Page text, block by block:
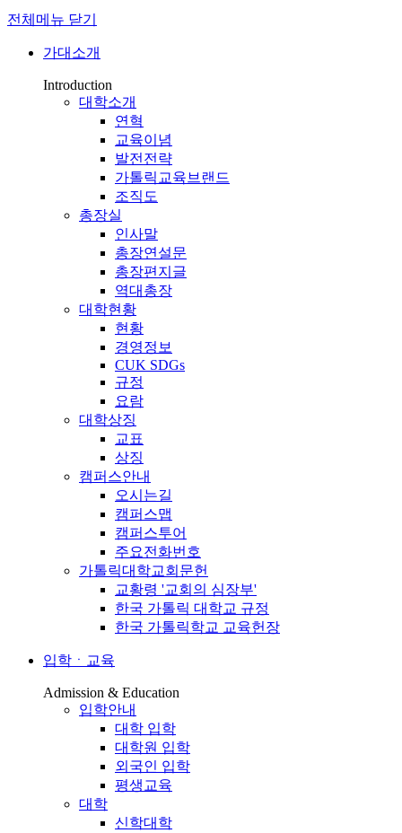
전체메뉴 닫기
가대소개
Introduction
대학소개
연혁
교육이념
발전전략
가톨릭교육브랜드
조직도
총장실
인사말
총장연설문
총장편지글
역대총장
대학현황
현황
경영정보
CUK SDGs
규정
요람
대학상징
교표
상징
캠퍼스안내
오시는길
캠퍼스맵
캠퍼스투어
주요전화번호
가톨릭대학교회문헌
교황령 '교회의 심장부'
한국 가톨릭 대학교 규정
한국 가톨릭학교 교육헌장
입학ㆍ교육
Admission & Education
입학안내
대학 입학
대학원 입학
외국인 입학
평생교육
대학
신학대학